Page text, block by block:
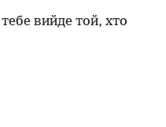
вийде той, хто